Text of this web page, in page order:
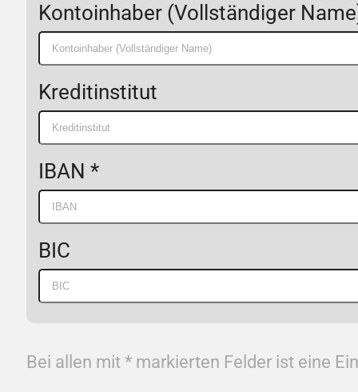
Kontoinhaber (Vollständiger
Kreditinstitut
IBAN *
BIC
Bei allen mit * markierten Felder ist eine